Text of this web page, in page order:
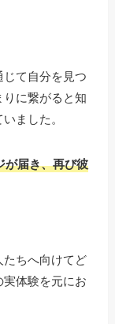
て自分を見つ
に繋がると知
ました。
が届き、再び彼
たちへ向けてど
体験を元にお